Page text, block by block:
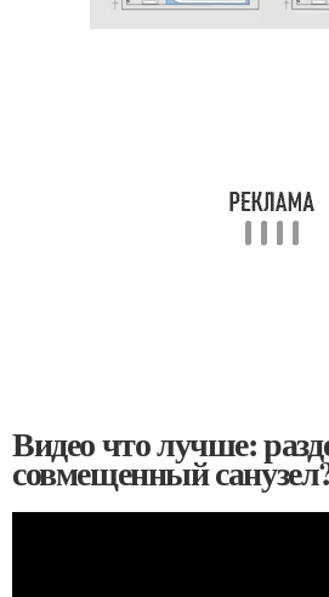
Видео что лучше:
совмещенный